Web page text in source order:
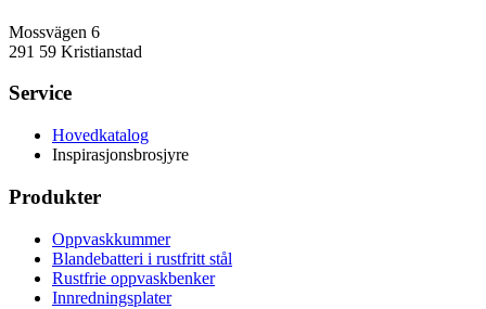
Mossvägen 6
291 59 Kristianstad
Service
Hovedkatalog
Inspirasjonsbrosjyre
Produkter
Oppvaskkummer
Blandebatteri i rustfritt stål
Rustfrie oppvaskbenker
Innredningsplater